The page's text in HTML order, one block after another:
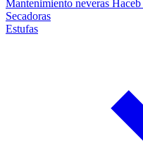
Mantenimiento neveras Haceb
Secadoras
Estufas